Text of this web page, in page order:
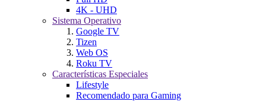
4K - UHD
Sistema Operativo
Google TV
Tizen
Web OS
Roku TV
Características Especiales
Lifestyle
Recomendado para Gaming